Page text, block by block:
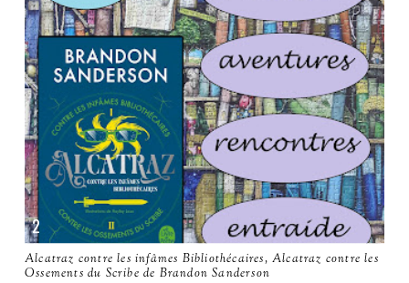
Alcatraz contre les infâmes Bibliothécaires, Alcatraz contre les
Ossements du Scribe de Brandon Sanderson